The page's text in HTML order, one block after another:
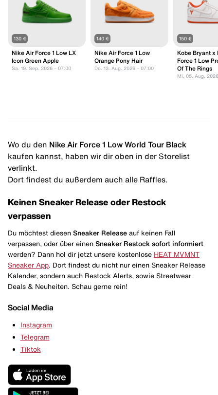
130 €
Nike Air Force 1 Low LX
Icon Green Apple
Sa. 19. Sep. 2026 – 07:00
140 €
Nike Air Force 1 Low
Orange Pony Hair
Do. 13. Aug. 2026 – 07:00
150 €
Kobe Bryant x
Force 1 Low
Of The Rings
Mi. 05. Aug.
Wo du den Nike Air Force 1 Low World Tour Black
kaufen kannst, haben wir dir oben in der Storelist
verlinkt.
Dort findest du außerdem auch alle Raffles.
Keinen Sneaker Release oder Restock
verpassen
Du möchtest diesen Sneaker Release auf keinen Fall
verpassen, oder über einen Sneaker Restock sofort informiert
werden? Dann hol dir jetzt unsere kostenlose HEAT MVMNT
Sneaker App. Dort findest du nicht nur einen Sneaker Release
Kalender, sondern auch Restock Alerts, sowie Streetwear
Deals & Neuheiten. Schau gerne rein!
Social Media
Instagram
Telegram
Tiktok